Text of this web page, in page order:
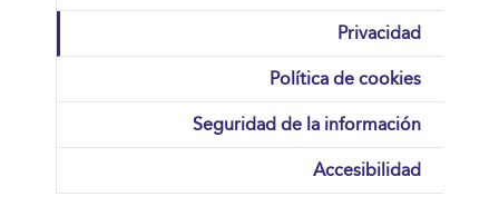
Privacidad
Política de cookies
Seguridad de la información
Accesibilidad